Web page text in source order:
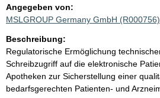
Angegeben von:
MSLGROUP Germany GmbH (R000756)
Beschreibung:
Regulatorische Ermöglichung
Schreibzugriff auf die elektronische
Apotheken zur Sicherstellung einer
bedarfsgerechten Patienten- und